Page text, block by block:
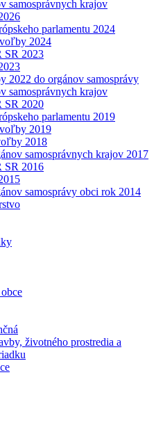
samosprávnych krajov
parlamentu 2024
2024
SR 2023
2022 do orgánov samosprávy
samosprávnych krajov
SR 2020
parlamentu 2019
2019
2018
samosprávnych krajov 2017
SR 2016
samosprávy obci rok 2014
životného prostredia a